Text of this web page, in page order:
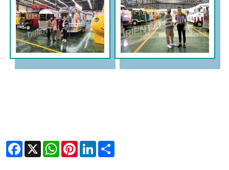
Facebook
X WhatsAppPinterestLinkedIn